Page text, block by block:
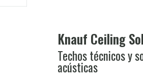
Knauf Ceiling
Techos técnicos y
acústicas